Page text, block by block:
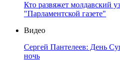
Кто развяжет молдавский
"Парламентской газете"
Видео
Сергей Пантелеев: День
ночь